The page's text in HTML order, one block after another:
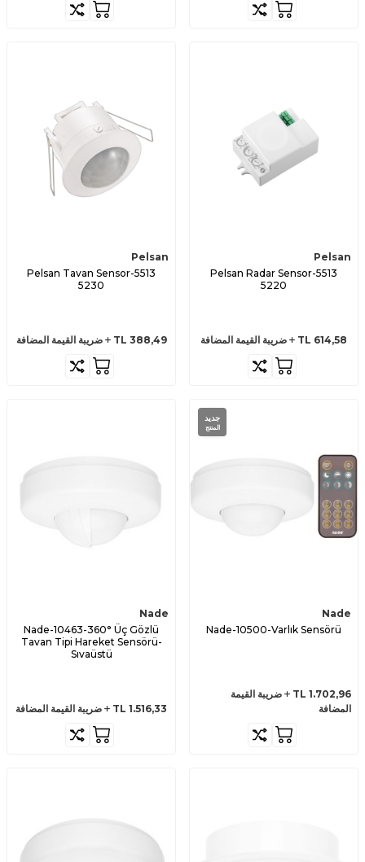
Pelsan
Pelsan Radar Sensor-5513
5220
614,58 ضريبة القيمة المضافة
Pelsan
Pelsan Tavan Sensor-5513
5230
388,49 ضريبة القيمة المضافة
جديد
المنتج
Nade
Nade-10500-Varlık Sensörü
1.702,96
ضريبة القيمة
المضافة
Nade
Nade-10463-360° Üç Gözlü
Tavan Tipi Hareket Sensörü-
Sıvaüstü
1.516,33 ضريبة القيمة المضافة